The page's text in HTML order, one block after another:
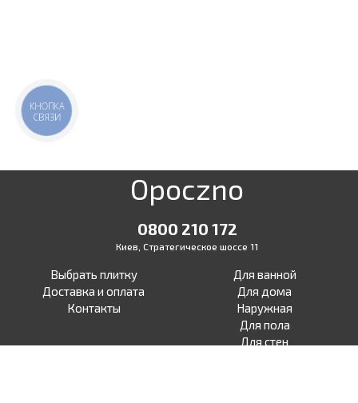
Opoczno
0800 210 172
Киев, Стратегическое шоссе 11
Выбрать плитку
Доставка и оплата
Контакты
Для ванной
Для дома
Наружная
Для пола
Для стен
КНОПКА
СВЯЗИ